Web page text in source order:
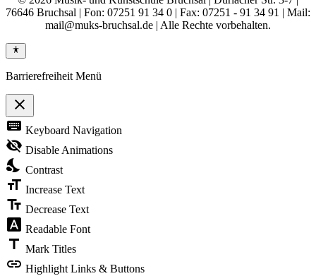
76646 Bruchsal | Fon: 07251 91 34 0 | Fax: 07251 - 91 34 91 | Mail:
mail@muks-bruchsal.de | Alle Rechte vorbehalten.
Barrierefreiheit Menü
close
Toggle
the
visibility
of
Accessibility
Toolbar
keyboard Keyboard Navigation
visibility_off Disable Animations
nights_stay Contrast
format_size Increase Text
text_fields Decrease Text
font_download Readable Font
title Mark Titles
link Highlight Links & Buttons